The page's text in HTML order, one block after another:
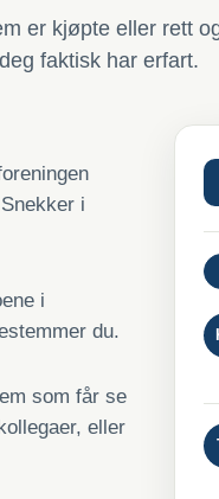
er kjøpte eller rett
faktisk har erfart.
i
i
du.
som får se
eller